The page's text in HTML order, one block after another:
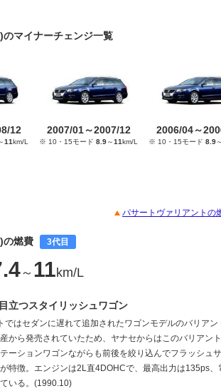
マイナーチェンジ一覧
12
11km/L
2007/01～2007/12
※ 10・15モード 8.9～11km/L
2006/04～
※ 10・15モード 8.9～
パサートヴァリアントの
の燃費 3代目
～ 11km/L
立つスタイリッシュワゴン
ではセダンに遅れて追加されたワゴンモデルのバリアン
から発売されていたため、ヤナセからはこのバリアン
ーションワゴンながらも前後を絞り込んでフラッシュ
特徴。エンジンは2L直4DOHCで、最高出力は135ps、
いる。(1990.10)